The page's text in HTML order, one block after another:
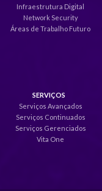
Infraestrutura Digital
Network Security
Áreas de Trabalho Futuro
SERVIÇOS
Serviços Avançados
Serviços Continuados
Serviços Gerenciados
Vita One